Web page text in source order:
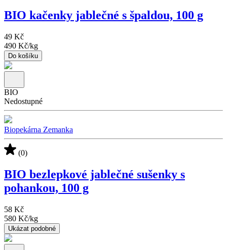
BIO kačenky jablečné s špaldou, 100 g
49 Kč
490 Kč/kg
Do košíku
BIO
Nedostupné
Biopekárna Zemanka
(0)
BIO bezlepkové jablečné sušenky s
pohankou, 100 g
58 Kč
580 Kč/kg
Ukázat podobné